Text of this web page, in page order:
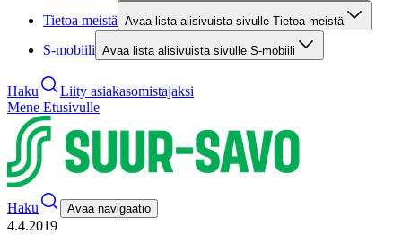
Tietoa meistä Avaa lista alisivuista sivulle Tietoa meistä
S-mobiili Avaa lista alisivuista sivulle S-mobiili
Haku
Liity asiakasomistajaksi
Mene Etusivulle
Haku Avaa navigaatio
4.4.2019